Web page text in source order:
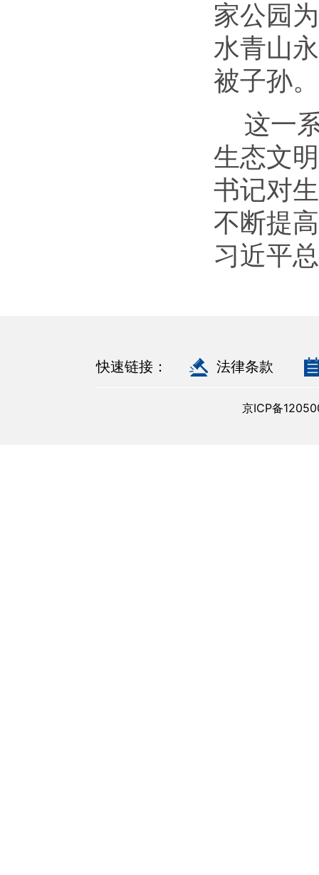
家公园
水青山
被子孙
这一
生态文
书记对
不断提
习近平
快速链接： 法律条款
京ICP备